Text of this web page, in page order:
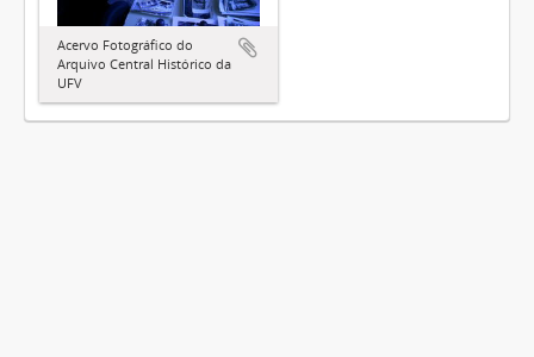
Acervo Fotográfico do
Arquivo Central Histórico da
UFV